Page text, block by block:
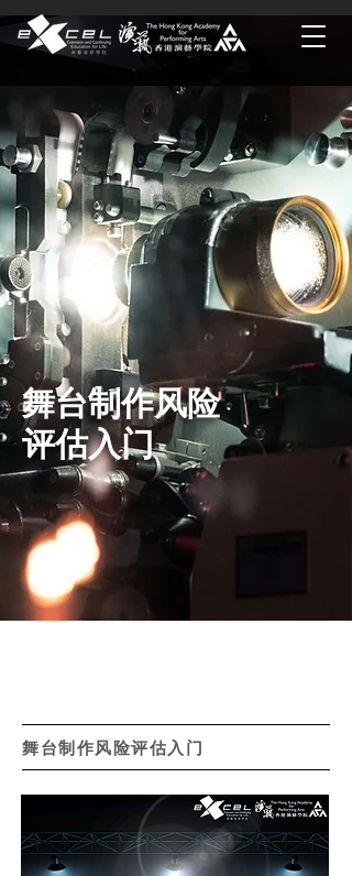
舞台制作风险
评估入门
舞台制作风险评估入门